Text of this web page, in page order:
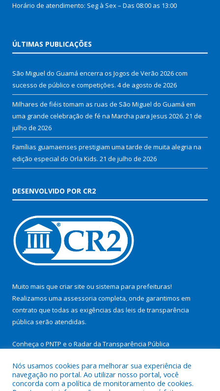
Horário de atendimento: Seg à Sex – Das 08:00 as 13:00
ÚLTIMAS PUBLICAÇÕES
São Miguel do Guamá encerra os Jogos de Verão 2026 com
sucesso de público e competições. 4 de agosto de 2026
Milhares de fiéis tomam as ruas de São Miguel do Guamá em
uma grande celebração de fé na Marcha para Jesus 2026. 21 de
julho de 2026
Famílias guamaenses prestigiam uma tarde de muita alegria na
edição especial do Orla Kids. 21 de julho de 2026
DESENVOLVIDO POR CR2
Muito mais que criar site ou sistema para prefeituras!
Realizamos uma assessoria completa, onde garantimos em
contrato que todas as exigências das leis de transparência
pública serão atendidas.
Conheça o PNTP e o Radar da Transparência Pública
Nós usamos cookies para melhorar sua experiência de
navegação no portal. Ao utilizar nosso portal, você
concorda com a política de monitoramento de cookies.